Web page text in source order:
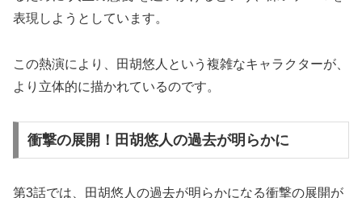
表現しようとしています。
この熱演により、田胡悠人という複雑なキャラクターが、
より立体的に描かれているのです。
衝撃の展開！田胡悠人の過去が明らかに
第3話では、田胡悠人の過去が明らかになる衝撃の展開が